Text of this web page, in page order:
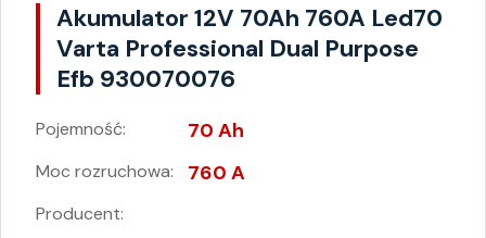
Akumulator 12V 70Ah 760A Led70
Varta Professional Dual Purpose
Efb 930070076
Pojemność: 70 Ah
Moc rozruchowa: 760 A
Producent: